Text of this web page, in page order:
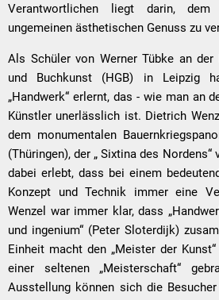
Verantwortlichen liegt darin,
ungemeinen ästhetischen Genuss zu
Als Schüler von Werner Tübke an
und Buchkunst (HGB) in Leipzig
„Handwerk“ erlernt, das - wie man an
Künstler unerlässlich ist. Dietrich
dem monumentalen
(Thüringen), der „ Sixtina des
dabei erlebt, dass bei einem
Konzept und Technik immer eine
Wenzel war immer klar, dass
und ingenium“ (Peter Sloterdijk)
Einheit macht den „Meister der
einer seltenen „Meisterschaft“
Ausstellung können sich die